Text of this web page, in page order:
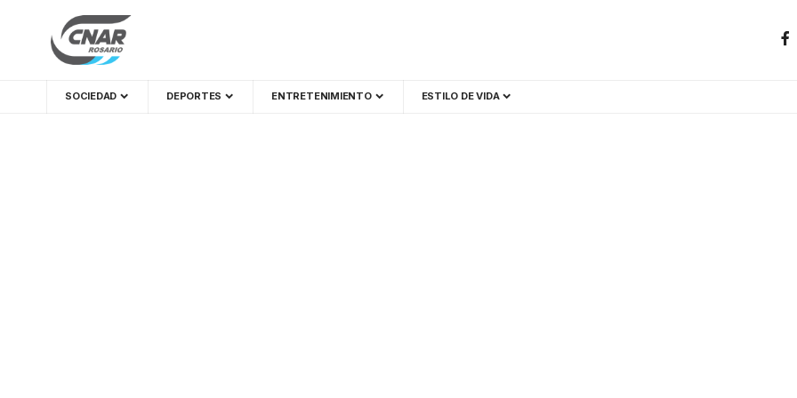
SOCIEDAD DEPORTES ENTRETENIMIENTO ESTILO DE VIDA